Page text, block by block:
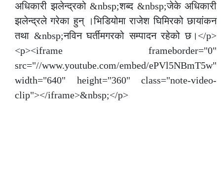
अधिकारी झलेन्द्रको &nbsp;शब्द &nbsp;जेके अधिकारी
झलेन्द्रले गरेका हुन् ।भिडियोमा राजेश घिमिरको छायांकन
तथा &nbsp;नविन घर्तीमगरको सम्पादन रहेको छ।</p>
<p><iframe frameborder="0"
src="//www.youtube.com/embed/ePVl5NBmT5w"
width="640" height="360" class="note-video-
clip"></iframe>&nbsp;</p>